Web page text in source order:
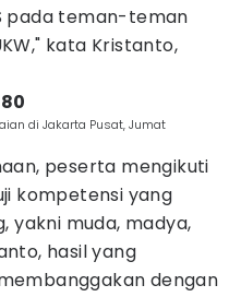
pada teman-teman
kata Kristanto,
di Jakarta Pusat, Jumat
peserta mengikuti
kompetensi yang
yakni muda, madya,
hasil yang
dengan